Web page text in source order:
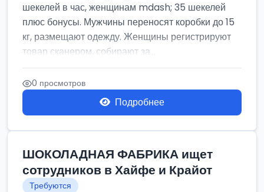
шекелей в час, женщинам mdash; 35 шекелей
плюс бонусы. Мужчины переносят коробки до 15
кг, размещают одежду. Женщины регистрируют
товар сканером, собирают за...
0 просмотров
Подробнее
ШОКОЛАДНАЯ ФАБРИКА ищет
сотрудников в Хайфе и Крайот
Требуются